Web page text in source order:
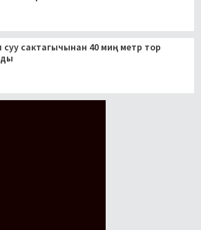
суу сактагычынан 40 миң метр тор